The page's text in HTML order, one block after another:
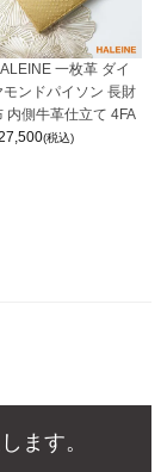
一枚革 ダイ
モンドパイソン 長財
内側牛革仕立て 4FA
(税込)
ます。